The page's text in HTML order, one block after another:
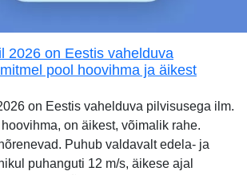
2026 on Eestis vahelduva
pool hoovihma ja äikest
on Eestis vahelduva pilvisusega ilm.
on äikest, võimalik rahe.
Puhub valdavalt edela- ja
puhanguti 12 m/s, äikese ajal